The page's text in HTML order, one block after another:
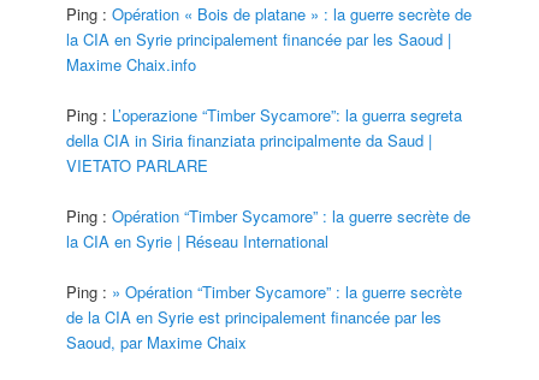
Ping :Opération « Bois de platane » : la guerre secrète de
la CIA en Syrie principalement financée par les Saoud |
Maxime Chaix.info
Ping : L’operazione “Timber Sycamore”: la guerra segreta
della CIA in Siria finanziata principalmente da Saud |
VIETATO PARLARE
Ping :Opération “Timber Sycamore” : la guerre secrète de
la CIA en Syrie | Réseau International
Ping : » Opération “Timber Sycamore” : la guerre secrète
de la CIA en Syrie est principalement financée par les
Saoud, par Maxime Chaix